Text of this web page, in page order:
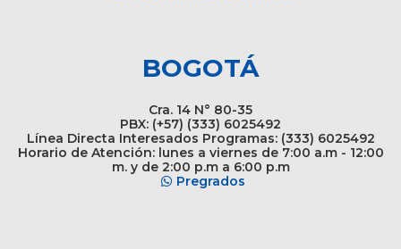
BOGOTÁ
Cra. 14 N° 80-35
PBX: (+57) (333) 6025492
Línea Directa Interesados Programas: (333) 6025492
Horario de Atención: lunes a viernes de 7:00 a.m - 12:00
m. y de 2:00 p.m a 6:00 p.m
Pregrados